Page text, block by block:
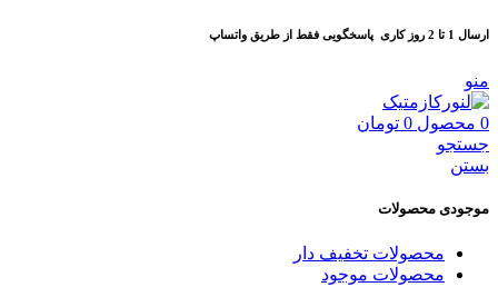
ارسال 1 تا 2 روز کاری پاسخگویی فقط از طریق واتساپ
منو
0 محصول 0 تومان
جستجو
بستن
موجودی محصولات
محصولات تخفیف دار
محصولات موجود